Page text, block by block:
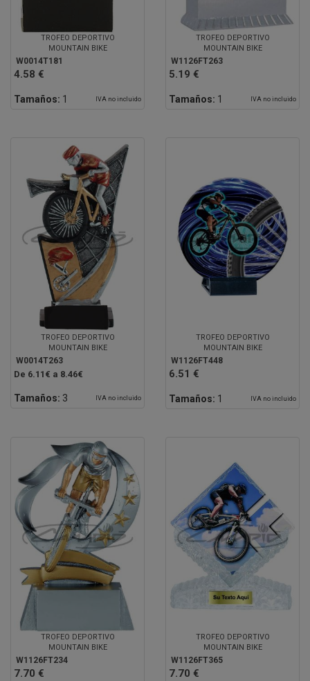
TROFEO DEPORTIVO
MOUNTAIN BIKE
W0014T181
4.58 €
Tamaños: 1 IVA no incluido
TROFEO DEPORTIVO
MOUNTAIN BIKE
W1126FT263
5.19 €
Tamaños: 1 IVA no incluido
TROFEO DEPORTIVO
MOUNTAIN BIKE
W0014T263
De 6.11€ a 8.46€
Tamaños: 3 IVA no incluido
TROFEO DEPORTIVO
MOUNTAIN BIKE
W1126FT448
6.51 €
Tamaños: 1 IVA no incluido
TROFEO DEPORTIVO
MOUNTAIN BIKE
W1126FT234
7.70 €
TROFEO DEPORTIVO
MOUNTAIN BIKE
W1126FT365
7.70 €